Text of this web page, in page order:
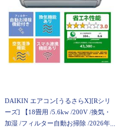
DAIKIN エアコン[うるさらX][Rシリ
ーズ] 【18畳用 /5.6kw /200V /換気・
加湿 /フィルター自動お掃除 /2026年モ